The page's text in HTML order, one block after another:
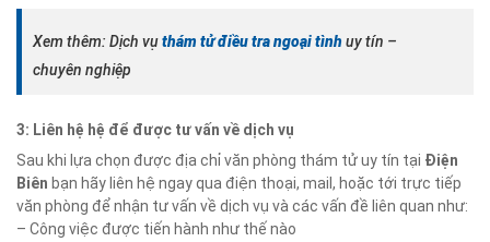
Xem thêm: Dịch vụthám tử điều tra ngoại tìnhuy tín –
chuyên nghiệp
3: Liên hệ hệ để được tư vấn về dịch vụ
Sau khi lựa chọn được địa chỉ văn phòng thám tử uy tín tại Điện
Biên bạn hãy liên hệ ngay qua điện thoại, mail, hoặc tới trực tiếp
văn phòng để nhận tư vấn về dịch vụ và các vấn đề liên quan như:
– Công việc được tiến hành như thế nào